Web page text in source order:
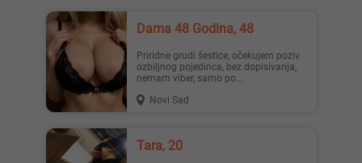
Dama 48 Godina, 48
Priridne grudi šestice, očekujem poziv
ozbiljnog pojedinca, bez dopisivanja,
nemam viber, samo po...
Novi Sad
Tara, 20